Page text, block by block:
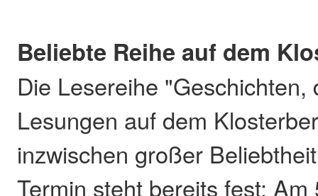
Beliebte Reihe auf dem
Die Lesereihe "Geschichten,
Lesungen auf dem
inzwischen großer
Termin steht bereits fest: